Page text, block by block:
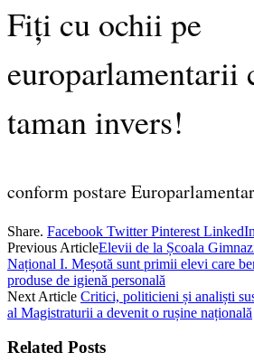
Fiți cu ochii pe
europarlamentarii
taman invers!
conform postare
Share. Facebook Twitter Pinterest LinkedIn
Previous ArticleElevii de la Școala
Național I. Meșotă sunt primii elevi care
produse de igienă personală
Next Article Critici, politicieni și analiști
al Magistraturii a devenit o rușine națională
Related Posts